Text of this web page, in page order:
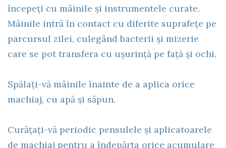
începeți cu mâinile și instrumentele curate.
Mâinile intră în contact cu diferite suprafețe pe
parcursul zilei, culegând bacterii și mizerie
care se pot transfera cu ușurință pe față și ochi.
Spălați-vă mâinile înainte de a aplica orice
machiaj, cu apă și săpun.
Curățați-vă periodic pensulele și aplicatoarele
de machiaj pentru a îndepărta orice acumulare